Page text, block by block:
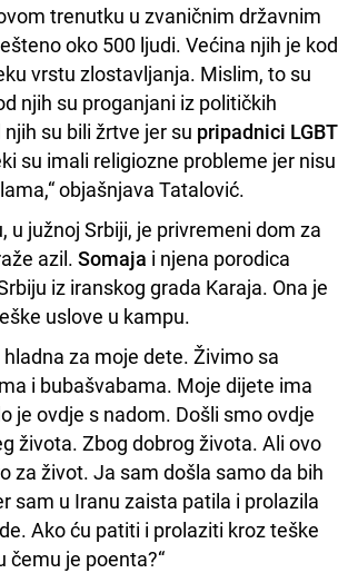
trenutku u zvaničnim državnim
oko 500 ljudi. Većina njih je kod
vrstu zlostavljanja. Mislim, to su
njih su proganjani iz političkih
su bili žrtve jer su pripadnici LGBT
su imali religiozne probleme jer nisu
objašnjava Tatalović.
u južnoj Srbiji, je privremeni dom za
azil. Somaja i njena porodica
iz iranskog grada Karaja. Ona je
uslove u kampu.
za moje dete. Živimo sa
i bubašvabama. Moje dijete ima
je ovdje s nadom. Došli smo ovdje
života. Zbog dobrog života. Ali ovo
za život. Ja sam došla samo da bih
sam u Iranu zaista patila i prolazila
Ako ću patiti i prolaziti kroz teške
čemu je poenta?“